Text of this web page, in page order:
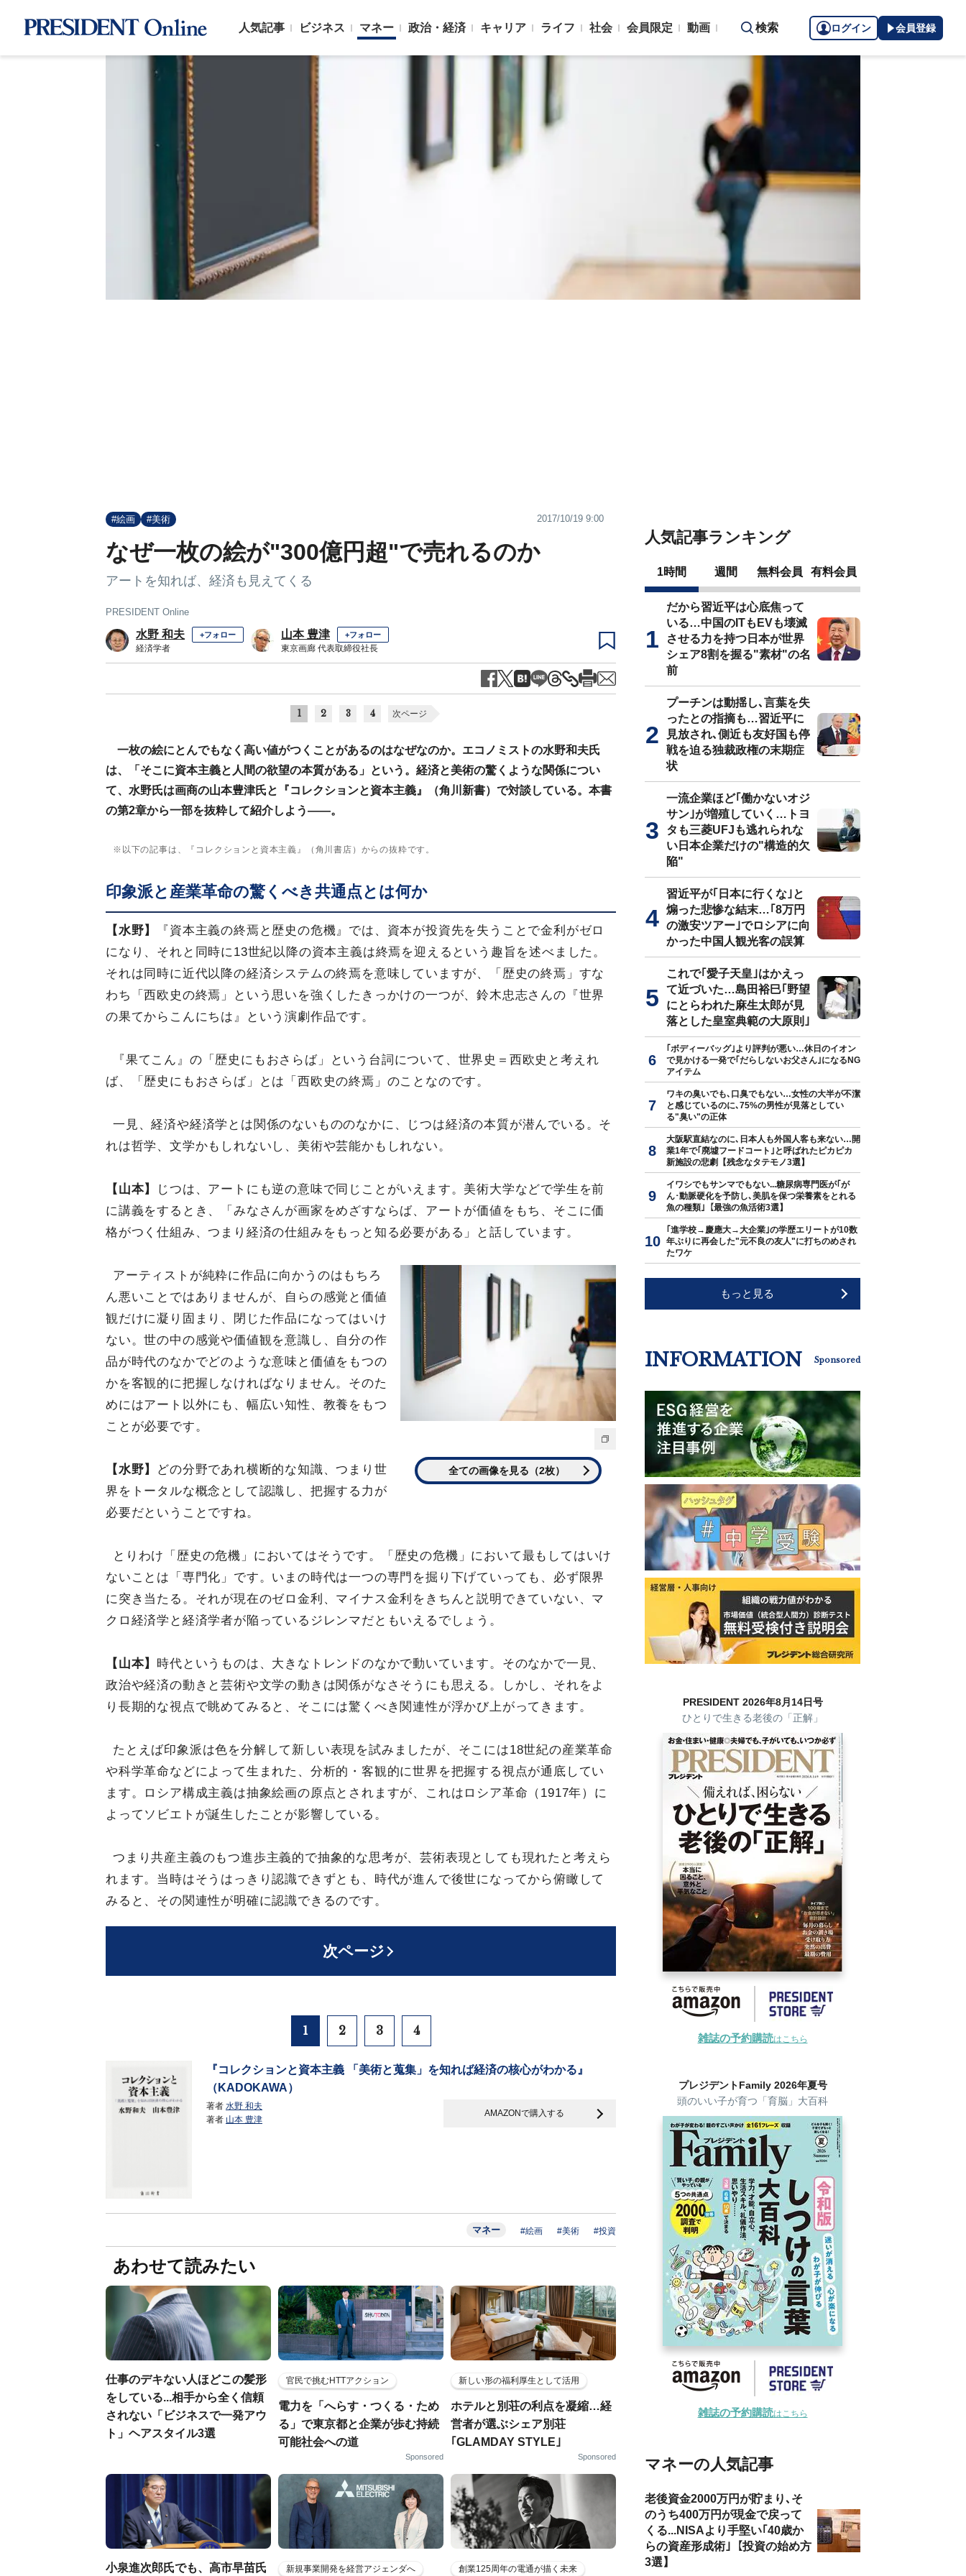
人気記事 ビジネス マネー 政治・経済 キャリア ライフ 社会 会員限定 動画 検索 ログイン 会員登録
#絵画 #美術 2017/10/19 9:00
なぜ一枚の絵が"300億円超"で売れるのか
アートを知れば、経済も見えてくる
PRESIDENT Online
水野 和夫 +フォロー
経済学者
山本 豊津 +フォロー
東京画廊 代表取締役社長
1 2 3 4 次ページ
一枚の絵にとんでもなく高い値がつくことがあるのはなぜなのか。エコノミストの水野和夫氏
は、「そこに資本主義と人間の欲望の本質がある」という。経済と美術の驚くような関係につい
て、水野氏は画商の山本豊津氏と『コレクションと資本主義』（角川新書）で対談している。本書
の第2章から一部を抜粋して紹介しよう――。
※以下の記事は、『コレクションと資本主義』（角川書店）からの抜粋です。
印象派と産業革命の驚くべき共通点とは何か
【水野】
『資本主義の終焉と歴史の危機』では、資本が投資先を失うことで金利がゼロ
になり、それと同時に13世紀以降の資本主義は終焉を迎えるという趣旨を述べました。
それは同時に近代以降の経済システムの終焉を意味していますが、「歴史の終焉」すな
わち「西欧史の終焉」という思いを強くしたきっかけの一つが、鈴木忠志さんの『世界
の果てからこんにちは』という演劇作品です。
『果てこん』の「歴史にもおさらば」という台詞について、世界史＝西欧史と考えれ
ば、「歴史にもおさらば」とは「西欧史の終焉」のことなのです。
一見、経済や経済学とは関係のないもののなかに、じつは経済の本質が潜んでいる。そ
れは哲学、文学かもしれないし、美術や芸能かもしれない。
【山本】
じつは、アートにも逆の意味で同じことがいえます。美術大学などで学生を前
に講義をするとき、「みなさんが画家をめざすならば、アートが価値をもち、そこに価
格がつく仕組み、つまり経済の仕組みをもっと知る必要がある」と話しています。
全ての画像を見る（2枚）
アーティストが純粋に作品に向かうのはもちろ
ん悪いことではありませんが、自らの感覚と価値
観だけに凝り固まり、閉じた作品になってはいけ
ない。世の中の感覚や価値観を意識し、自分の作
品が時代のなかでどのような意味と価値をもつの
かを客観的に把握しなければなりません。そのた
めにはアート以外にも、幅広い知性、教養をもつ
ことが必要です。
【水野】 どの分野であれ横断的な知識、つまり世
界をトータルな概念として認識し、把握する力が
必要だということですね。
とりわけ「歴史の危機」においてはそうです。「歴史の危機」において最もしてはいけ
ないことは「専門化」です。いまの時代は一つの専門を掘り下げていっても、必ず限界
に突き当たる。それが現在のゼロ金利、マイナス金利をきちんと説明できていない、マ
クロ経済学と経済学者が陥っているジレンマだともいえるでしょう。
【山本】 時代というものは、大きなトレンドのなかで動いています。そのなかで一見、
政治や経済の動きと芸術や文学の動きは関係がなさそうにも思える。しかし、それをよ
り長期的な視点で眺めてみると、そこには驚くべき関連性が浮かび上がってきます。
たとえば印象派は色を分解して新しい表現を試みましたが、そこには18世紀の産業革命
や科学革命などによって生まれた、分析的・客観的に世界を把握する視点が通底してい
ます。ロシア構成主義は抽象絵画の原点とされますが、これはロシア革命（1917年）に
よってソビエトが誕生したことが影響している。
つまり共産主義のもつ進歩主義的で抽象的な思考が、芸術表現としても現れたと考えら
れます。当時はそうはっきり認識できずとも、時代が進んで後世になってから俯瞰して
みると、その関連性が明確に認識できるのです。
次ページ
1 2 3 4
『コレクションと資本主義 「美術と蒐集」を知れば経済の核心がわかる』
（KADOKAWA）
著者 水野 和夫
著者 山本 豊津
AMAZONで購入する
マネー #絵画 #美術 #投資
あわせて読みたい
仕事のデキない人ほどこの髪形
をしている...相手から全く信頼
されない「ビジネスで一発アウ
ト」ヘアスタイル3選
官民で挑むHTTアクション
電力を「へらす・つくる・ため
る」で東京都と企業が歩む持続
可能社会への道
Sponsored
新しい形の福利厚生として活用
ホテルと別荘の利点を凝縮…経
営者が選ぶシェア別荘
｢GLAMDAY STYLE｣
Sponsored
小泉進次郎氏でも、高市早苗氏 新規事業開発を経営アジェンダへ 創業125周年の電通が描く未来
人気記事ランキング
1時間 週間 無料会員 有料会員
だから習近平は心底焦って
いる…中国のITもEVも壊滅
させる力を持つ日本が世界
シェア8割を握る"素材"の名
前
プーチンは動揺し､言葉を失
ったとの指摘も…習近平に
見放され､側近も友好国も停
戦を迫る独裁政権の末期症
状
一流企業ほど｢働かないオジ
サン｣が増殖していく…トヨ
タも三菱UFJも逃れられな
い日本企業だけの"構造的欠
陥"
習近平が｢日本に行くな｣と
煽った悲惨な結末…｢8万円
の激安ツアー｣でロシアに向
かった中国人観光客の誤算
これで｢愛子天皇｣はかえっ
て近づいた…島田裕巳｢野望
にとらわれた麻生太郎が見
落とした皇室典範の大原則｣
｢ボディーバッグ｣より評判が悪い…休日のイオン
で見かける一発で｢だらしないお父さん｣になるNG
アイテム
ワキの臭いでも､口臭でもない…女性の大半が不潔
と感じているのに､75%の男性が見落としてい
る"臭い"の正体
大阪駅直結なのに､日本人も外国人客も来ない…開
業1年で｢廃墟フードコート｣と呼ばれたピカピカ
新施設の悲劇【残念なタテモノ3選】
イワシでもサンマでもない...糖尿病専門医が｢が
ん･動脈硬化を予防し､美肌を保つ栄養素をとれる
魚の種類｣【最強の魚活術3選】
｢進学校→慶應大→大企業｣の学歴エリートが10数
年ぶりに再会した"元不良の友人"に打ちのめされ
たワケ
もっと見る
INFORMATION Sponsored
PRESIDENT 2026年8月14日号
ひとりで生きる老後の「正解」
雑誌の予約購読はこちら
プレジデントFamily 2026年夏号
頭のいい子が育つ「育脳」大百科
雑誌の予約購読はこちら
マネーの人気記事
老後資金2000万円が貯まり､そ
のうち400万円が現金で戻って
くる...NISAより手堅い｢40歳か
らの資産形成術｣【投資の始め方
3選】